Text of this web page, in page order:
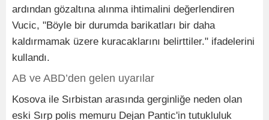
ardından gözaltına alınma ihtimalini değerlendiren
Vucic, "Böyle bir durumda barikatları bir daha
kaldırmamak üzere kuracaklarını belirttiler." ifadelerini
kullandı.
AB ve ABD’den gelen uyarılar
Kosova ile Sırbistan arasında gerginliğe neden olan
eski Sırp polis memuru Dejan Pantic'in tutukluluk